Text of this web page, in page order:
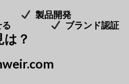
製品開発
わせる
ブランド認証
？